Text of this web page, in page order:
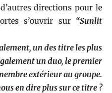
directions pour le
s’ouvrir sur “Sunlit
un des titre les plus
un duo, le premier
extérieur au groupe.
en dire plus sur ce titre ?